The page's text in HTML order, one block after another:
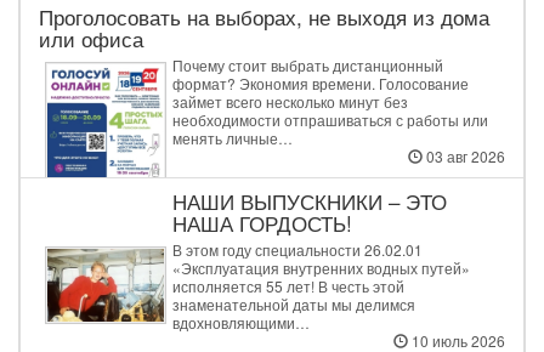
Проголосовать на выборах, не выходя из дома
или офиса
Почему стоит выбрать дистанционный
формат? Экономия времени. Голосование
займет всего несколько минут без
необходимости отпрашиваться с работы или
менять личные…
03 авг 2026
НАШИ ВЫПУСКНИКИ – ЭТО
НАША ГОРДОСТЬ!
В этом году специальности 26.02.01
«Эксплуатация внутренних водных путей»
исполняется 55 лет! В честь этой
знаменательной даты мы делимся
вдохновляющими…
10 июль 2026